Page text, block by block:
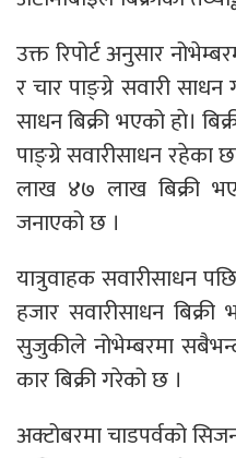
उक्त रिपोर्ट अनुसार
र चार पाङ्ग्रे सवारी
साधन बिक्री भएको हाे।
पाङ्ग्रे सवारीसाधन रहेका
लाख ४७ लाख बिक्री
जनाएको छ ।
यात्रुवाहक सवारीसाधन
हजार सवारीसाधन
सुजुकीले नोभेम्बरमा
कार बिक्री गरेको छ ।
अक्टोबरमा चाडपर्वको